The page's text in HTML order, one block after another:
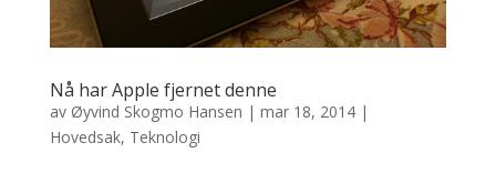
Nå har Apple fjernet denne
av Øyvind Skogmo Hansen | mar 18, 2014|
Hovedsak, Teknologi